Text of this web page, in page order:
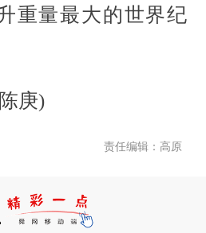
重量最大的世界纪
庚)
责任编辑：高原